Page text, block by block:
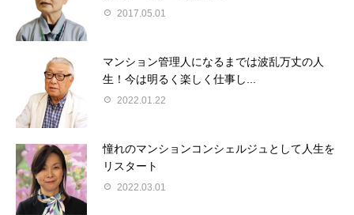
2017.05.01
マンション管理人になるまでは波乱万丈の人
生！今は明るく楽しく仕事し...
2022.01.22
憧れのマンションコンシェルジュとして人生を
リスタート
2022.03.01